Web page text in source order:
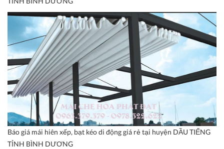
Báo giá mái hiên xếp, bạt kéo di động giá rẻ tại huyện DẦU TIẾNG
TỈNH BÌNH DƯƠNG